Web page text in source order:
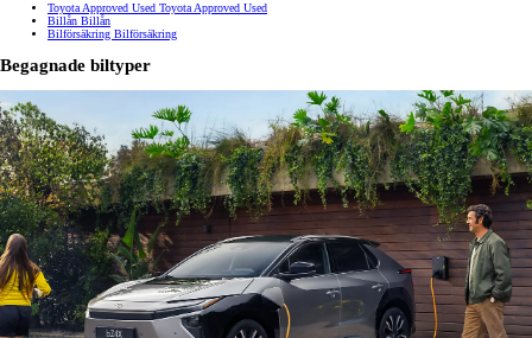
Toyota Approved Used Toyota Approved Used
Billån Billån
Bilförsäkring Bilförsäkring
Begagnade biltyper